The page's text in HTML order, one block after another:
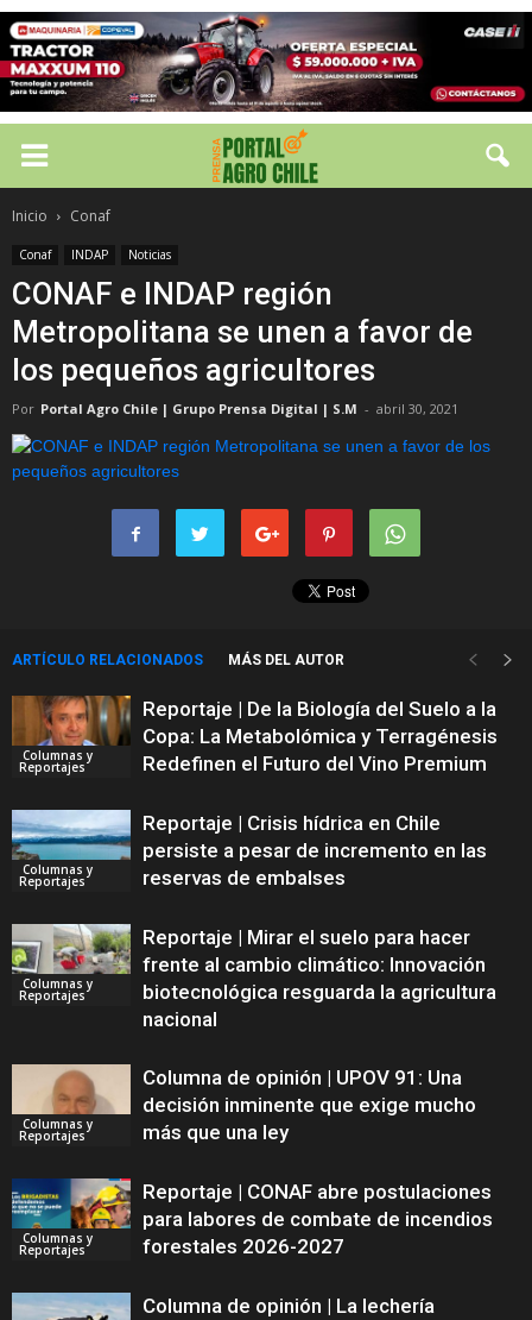
Inicio Conaf
Conaf INDAP Noticias
CONAF e INDAP región
Metropolitana se unen a favor de
los pequeños agricultores
Por Portal Agro Chile | Grupo Prensa Digital | S.M - abril 30, 2021
ARTÍCULO RELACIONADOS MÁS DEL AUTOR
Columnas y
Reportajes
Reportaje | De la Biología del Suelo a la
Copa: La Metabolómica y Terragénesis
Redefinen el Futuro del Vino Premium
Columnas y
Reportajes
Reportaje | Crisis hídrica en Chile
persiste a pesar de incremento en las
reservas de embalses
Columnas y
Reportajes
Reportaje | Mirar el suelo para hacer
frente al cambio climático: Innovación
biotecnológica resguarda la agricultura
nacional
Columnas y
Reportajes
Columna de opinión | UPOV 91: Una
decisión inminente que exige mucho
más que una ley
Columnas y
Reportajes
Reportaje | CONAF abre postulaciones
para labores de combate de incendios
forestales 2026-2027
Columna de opinión | La lechería